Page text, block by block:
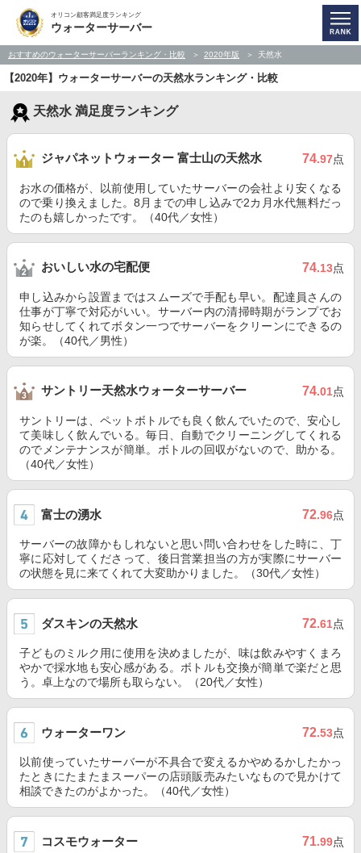
オリコン顧客満足度ランキング
ウォーターサーバー
おすすめのウォーターサーバーランキング・比較 2020年版 天然水
【2020年】ウォーターサーバーの天然水ランキング・比較
天然水 満足度ランキング
ジャパネットウォーター 富士山の天然水 74.97点
お水の価格が、以前使用していたサーバーの会社より安くなる
ので乗り換えました。8月までの申し込みで2カ月水代無料だっ
たのも嬉しかったです。（40代／女性）
おいしい水の宅配便 74.13点
申し込みから設置まではスムーズで手配も早い。配達員さんの
仕事が丁寧で対応がいい。サーバー内の清掃時期がランプでお
知らせしてくれてボタン一つでサーバーをクリーンにできるの
が楽。（40代／男性）
サントリー天然水ウォーターサーバー 74.01点
サントリーは、ペットボトルでも良く飲んでいたので、安心し
て美味しく飲んでいる。毎日、自動でクリーニングしてくれる
のでメンテナンスが簡単。ボトルの回収がないので、助かる。
（40代／女性）
富士の湧水 72.96点
サーバーの故障かもしれないと思い問い合わせをした時に、丁
寧に応対してくださって、後日営業担当の方が実際にサーバー
の状態を見に来てくれて大変助かりました。（30代／女性）
ダスキンの天然水 72.61点
子どものミルク用に使用を決めましたが、味は飲みやすくまろ
やかで採水地も安心感がある。ボトルも交換が簡単で楽だと思
う。卓上なので場所も取らない。（20代／女性）
ウォーターワン 72.53点
以前使っていたサーバーが不具合で変えるかやめるかしたかっ
たときにたまたまスーパーの店頭販売みたいなもので見かけて
相談できたのがよかった。（40代／女性）
コスモウォーター 71.99点